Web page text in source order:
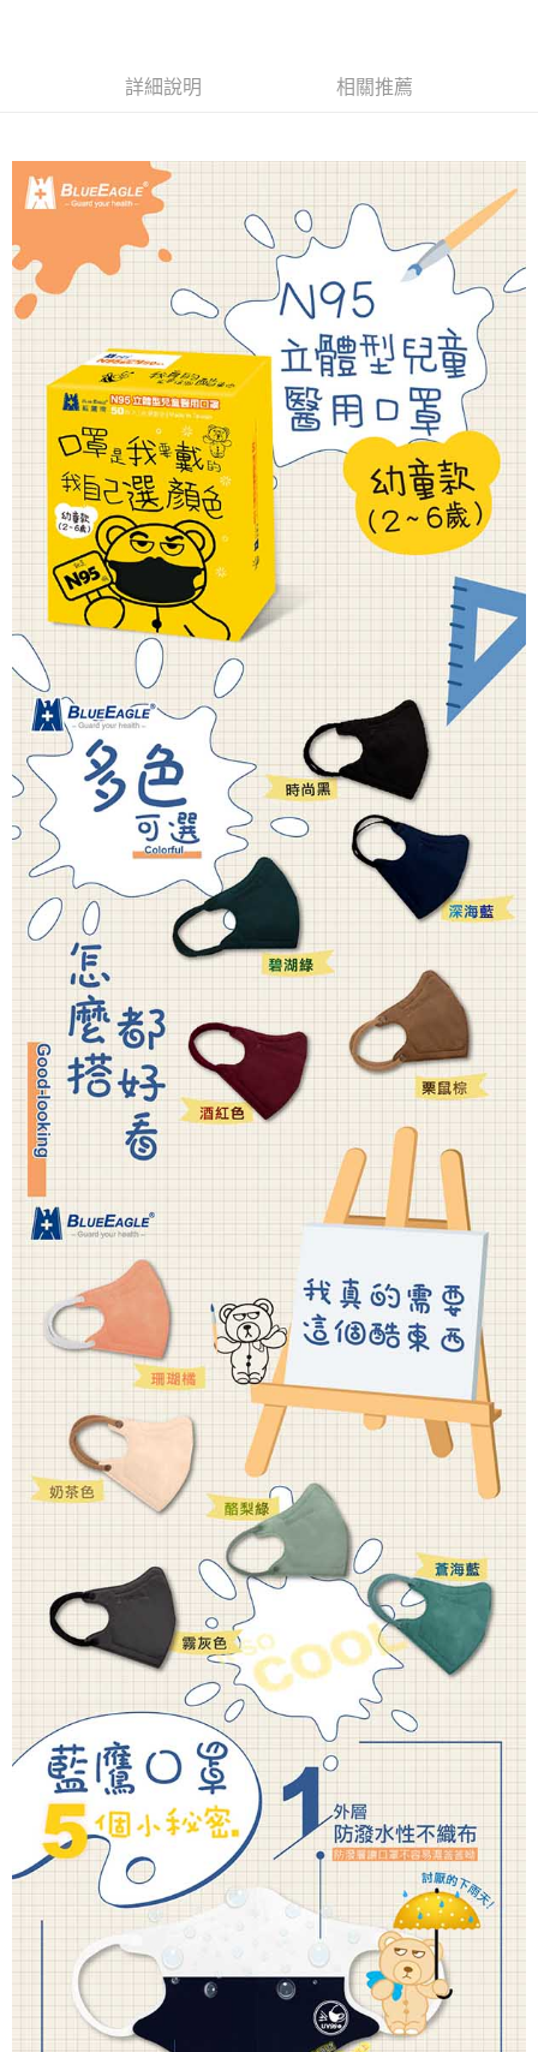
ATM／網路銀行／等多元方式進行付款，方視為交易完成。
※ 請注意：結帳手續完成當下不需立刻繳費，但若您需要取消訂單，請聯絡
※ 交易是否成功請以「AFTEE先享後付 」之結帳頁面顯示為準，若有關於
是否繳費成功／繳費後需取消欲退款等相關疑問，請聯繫「AFTEE先享後付
客戶支援中心」https://netprotections.freshdesk.com/support/home
１．透過由恩沛科技股份有限公司提供之「AFTEE先享後付」服務完成之交
易，需依本服務之必要範圍內提供個人資料，並將交易相關給付款項請求債
權轉讓予恩沛科技股份有限公司。
２．關於個人資料處理事宜，請瀏覽以下網址：
https://aftee.tw/terms/#terms3
３．未成年的使用者請事先徵得法定代理人或監護人之同意方可使用
「AFTEE先享後付」，若未經同意申辦者引起之損失，本公司不負相關責
４．使用「AFTEE先享後付」時，將依據個別帳號之用戶狀況，依本公司即
時審查核予不同之上限額度；若仍有額度不足之情形，本公司將視審查結果
請求用戶進行身份認證。
５．嚴禁一人註冊多個帳號或使用他人資訊註冊。若發現惡意使用之情形，
恩沛科技股份有限公司將有權停止該用戶之使用額度並採取法律行動。
付款後7-11取貨
每筆NT$60，滿NT$2,000(含以上)免運費
一般地區宅配<如偏遠地區會員請勿選擇一般宅配，請點選其他選項
內「偏遠地區宅配」>
每筆NT$90，滿NT$2,000(含以上)免運費
🚚偏遠地區宅配<請務必選擇此配送方式，偏遠地區可參照『首頁→
會員需知→偏遠地區配送事項』
每筆NT$120
🚢離島配送
每筆NT$250
詳細說明 相關推薦